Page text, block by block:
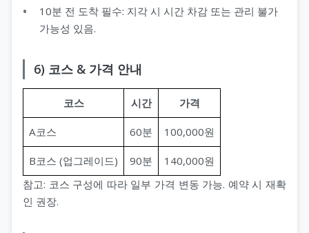
10분 전 도착 필수: 지각 시 시간 차감 또는 관리 불가
가능성 있음.
6) 코스 & 가격 안내
코스 시간 가격
A코스 60분 100,000원
B코스 (업그레이드) 90분
140,000원
참고: 코스 구성에 따라 일부 가격 변동 가능. 예약 시 재확
인 권장.